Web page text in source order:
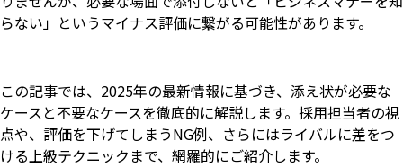
らない」というマイナス評価に繋がる可能性があります。
この記事では、2025年の最新情報に基づき、添え状が必要な
ケースと不要なケースを徹底的に解説します。採用担当者の視
点や、評価を下げてしまうNG例、さらにはライバルに差をつ
ける上級テクニックまで、網羅的にご紹介します。